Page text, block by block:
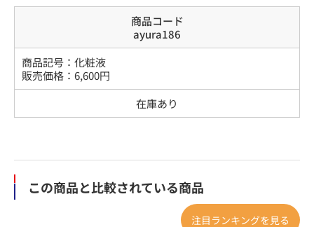
商品コード
ayura186
商品記号： 化粧液
販売価格： 6,600円
在庫あり
この商品と比較されている商品
注目ランキングを見る